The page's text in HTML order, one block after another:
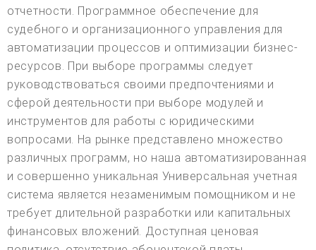
отчетности. Программное обеспечение для
судебного и организационного управления для
автоматизации процессов и оптимизации бизнес-
ресурсов. При выборе программы следует
руководствоваться своими предпочтениями и
сферой деятельности при выборе модулей и
инструментов для работы с юридическими
вопросами. На рынке представлено множество
различных программ, но наша автоматизированная
и совершенно уникальная Универсальная учетная
система является незаменимым помощником и не
требует длительной разработки или капитальных
финансовых вложений. Доступная ценовая